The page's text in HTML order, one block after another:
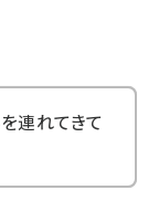
連れてきて